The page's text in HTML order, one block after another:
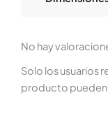
No hay
Solo los usuarios
producto pueden